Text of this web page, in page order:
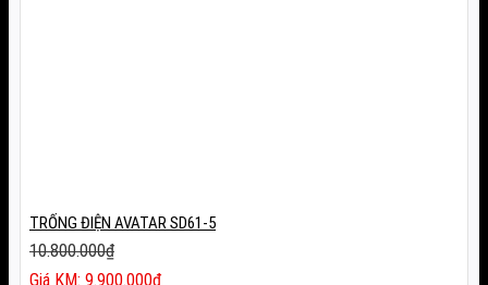
TRỐNG ĐIỆN AVATAR SD61-5
10.800.000₫
Giá
9.900.000₫